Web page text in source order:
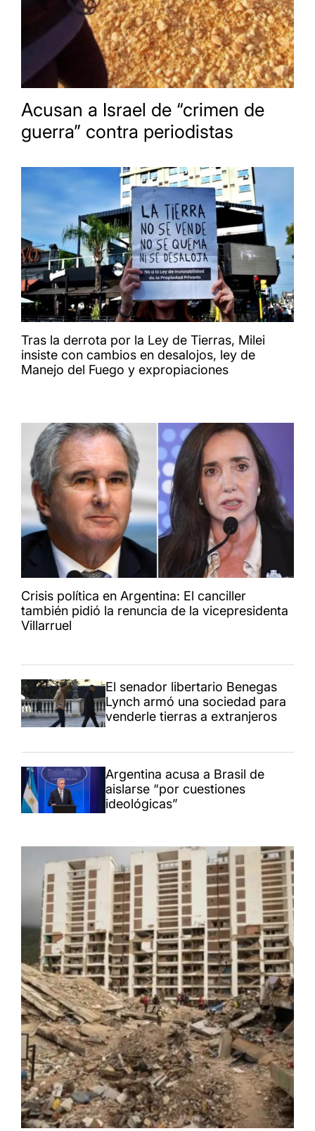
Acusan a Israel de “crimen de
guerra” contra periodistas
Tras la derrota por la Ley de Tierras, Milei
insiste con cambios en desalojos, ley de
Manejo del Fuego y expropiaciones
Crisis política en Argentina: El canciller
también pidió la renuncia de la vicepresidenta
Villarruel
El senador libertario Benegas
Lynch armó una sociedad para
venderle tierras a extranjeros
Argentina acusa a Brasil de
aislarse “por cuestiones
ideológicas”